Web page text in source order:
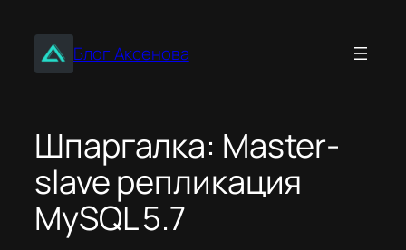
содержимомуБлог Аксенова
Шпаргалка: Master-
slave репликация
MySQL 5.7